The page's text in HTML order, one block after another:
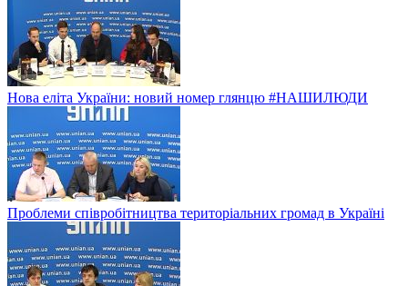
Нова еліта України: новий номер глянцю #НАШИЛЮДИ
Проблеми співробітництва територіальних громад в Україні